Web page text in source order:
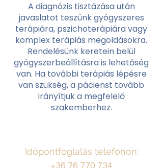
A diagnózis tisztázása után
javaslatot teszünk gyógyszeres
terápiára, pszichoterápiára vagy
komplex terápiás megoldásokra.
Rendelésünk keretein belül
gyógyszerbeállításra is lehetőség
van. Ha további terápiás lépésre
van szükség, a pácienst tovább
irányítjuk a megfelelő
szakemberhez.
Időpontfoglalás telefonon:
+36 76 770 734